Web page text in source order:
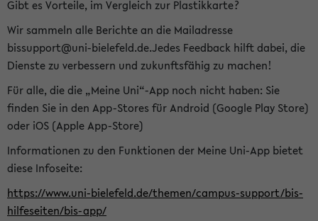
Gibt es Vorteile, im Vergleich zur Plastikkarte?
Wir sammeln alle Berichte an die Mailadresse
bissupport@uni-bielefeld.de.Jedes Feedback hilft dabei, die
Dienste zu verbessern und zukunftsfähig zu machen!
Für alle, die die „Meine Uni“-App noch nicht haben: Sie
finden Sie in den App-Stores für Android (Google Play Store)
oder iOS (Apple App-Store)
Informationen zu den Funktionen der Meine Uni-App bietet
diese Infoseite:
https://www.uni-bielefeld.de/themen/campus-support/bis-
hilfeseiten/bis-app/